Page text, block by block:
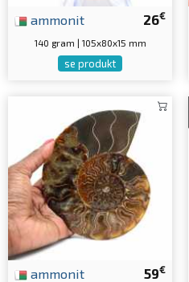
26€
ammonit
140 gram | 105x80x15 mm
se produkt
59€
ammonit